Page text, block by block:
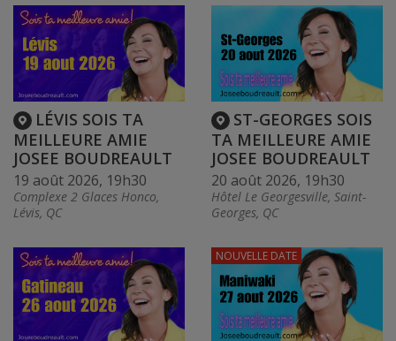
LÉVIS SOIS TA
MEILLEURE AMIE
JOSEE BOUDREAULT
19 août 2026, 19h30
Complexe 2 Glaces Honco,
Lévis, QC
ST-GEORGES SOIS
TA MEILLEURE AMIE
JOSEE BOUDREAULT
20 août 2026, 19h30
Hôtel Le Georgesville, Saint-
Georges, QC
NOUVELLE DATE